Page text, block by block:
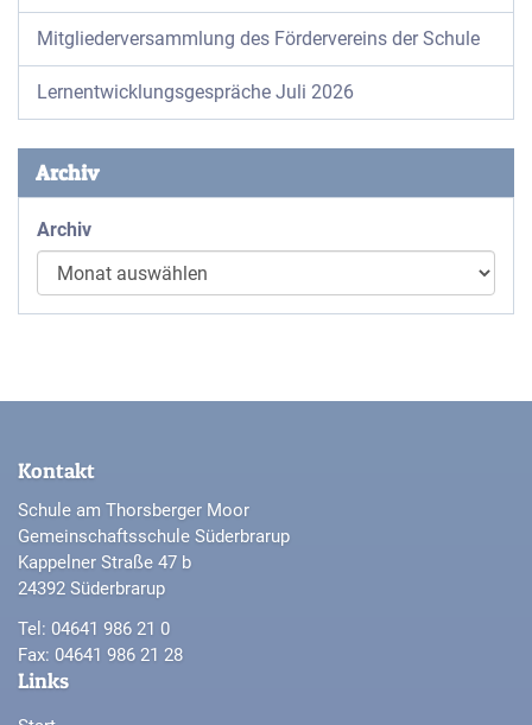
Mitgliederversammlung des Fördervereins der Schule
Lernentwicklungsgespräche Juli 2026
Archiv
Archiv
Kontakt
Schule am Thorsberger Moor
Gemeinschaftsschule Süderbrarup
Kappelner Straße 47 b
24392 Süderbrarup
Tel: 04641 986 21 0
Fax: 04641 986 21 28
Links